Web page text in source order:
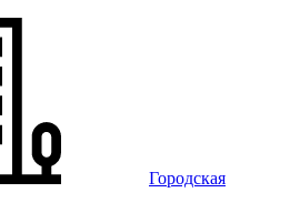
Городская